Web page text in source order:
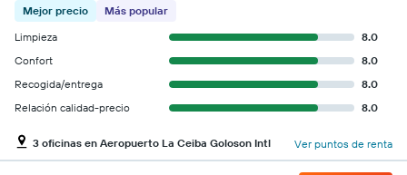
Mejor precio
Más popular
Limpieza
8.0
Confort
8.0
Recogida/entrega
8.0
Relación calidad-precio
8.0
3 oficinas en Aeropuerto La Ceiba Goloson Intl Ver puntos de renta